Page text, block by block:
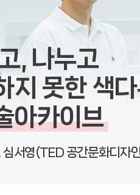
, 나누고
지 못한 색
아카이브
심서영(TED 공간문화디자